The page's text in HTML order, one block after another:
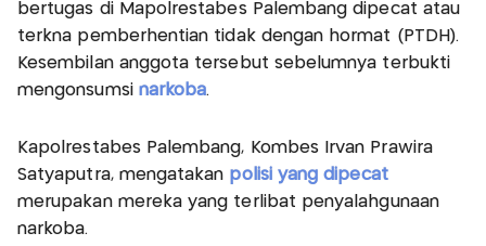
bertugas di Mapolrestabes Palembang dipecat atau
terkna pemberhentian tidak dengan hormat (PTDH).
Kesembilan anggota tersebut sebelumnya terbukti
mengonsumsi narkoba.
Kapolrestabes Palembang, Kombes Irvan Prawira
Satyaputra, mengatakan polisi yang dipecat
merupakan mereka yang terlibat penyalahgunaan
narkoba.